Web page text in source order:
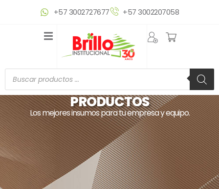
+57 3002727677 +57 3002207058
de
productos
PRODUCTOS
Los mejores insumos para tu empresa y equipo.